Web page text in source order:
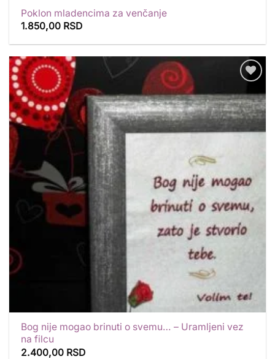
Poklon mladencima za venčanje
1.850,00 RSD
Dodaj
u
listu
Bog nije mogao brinuti o svemu… – Uramljeni vez
na filcu
2.400,00 RSD